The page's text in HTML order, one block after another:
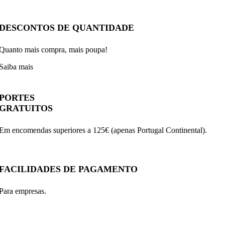
DE QUANTIDADE
mais compra, mais poupa!
mais
encomendas superiores a 125€ (apenas Portugal Continental).
DE PAGAMENTO
empresas.